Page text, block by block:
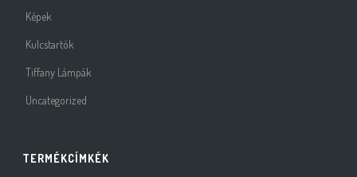
Képek
Kulcstartók
Tiffany Lámpák
Uncategorized
TERMÉKCÍMKÉK